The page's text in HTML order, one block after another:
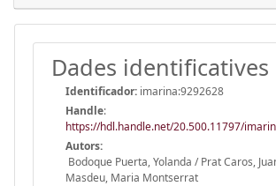
Dades identificatives
Identificador: imarina:9292628
Handle:
https://hdl.handle.net/20.500.11797/
Autors:
Bodoque Puerta, Yolanda / Prat Caros,
Masdeu, Maria Montserrat